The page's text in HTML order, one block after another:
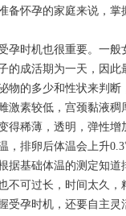
备怀孕的家庭来说，
孕时机也很重要。一
的成活期为一天，因
物的多少和性状来判
激素较低，宫颈黏液
得稀薄，透明，弹性
，排卵后体温会上升
据基础体温的测定知
不可过长，时间太久
受孕时机，还要自主